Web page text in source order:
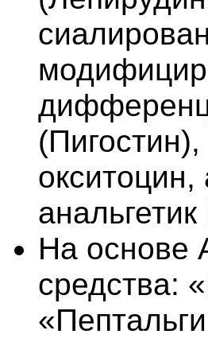
На основе
средства: